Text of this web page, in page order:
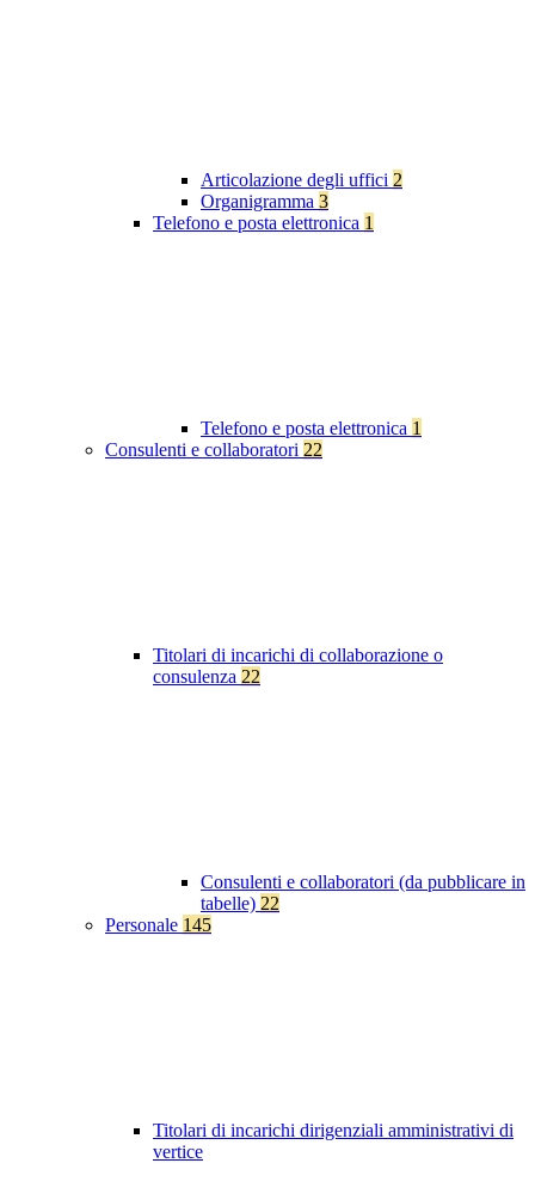
Articolazione degli uffici 2
Organigramma 3
Telefono e posta elettronica 1
Telefono e posta elettronica 1
Consulenti e collaboratori 22
Titolari di incarichi di collaborazione o
consulenza 22
Consulenti e collaboratori (da pubblicare in
tabelle) 22
Personale 145
Titolari di incarichi dirigenziali amministrativi di
vertice